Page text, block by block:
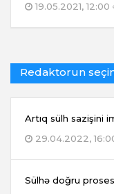
19.05.2021, 12:00
Redaktorun
Artıq sülh sazişini
29.04.2022,
Sülhə doğru proses